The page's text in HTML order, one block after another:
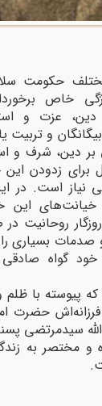
حکومت
خاص
دین، عزت و
و تربیت
دین، شرف و
زدودن این
نیاز است. در
این
روحانیت
صدمات بسیاری
خود گواه
پیوسته با ظلم
حضرت
سیدمرتضی
و مختصر به